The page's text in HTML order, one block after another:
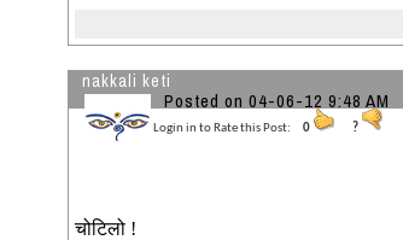
nakkali keti
Posted on 04-06-12 9:48 AM
Login in to Rate this Post: 0 ?
चोटिलो !